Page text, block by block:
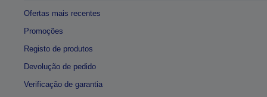
Ofertas mais recentes
Promoções
Registo de produtos
Devolução de pedido
Verificação de garantia